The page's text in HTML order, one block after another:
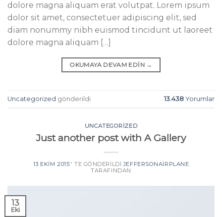
dolore magna aliquam erat volutpat. Lorem ipsum
dolor sit amet, consectetuer adipiscing elit, sed
diam nonummy nibh euismod tincidunt ut laoreet
dolore magna aliquam […]
OKUMAYA DEVAM EDIN →
Uncategorized gönderildi 13.438 Yorumlar
UNCATEGORIZED
Just another post with A Gallery
13 EKIM 2015’' TE GÖNDERILDI JEFFERSONAIRPLANE
TARAFINDAN
13
Eki